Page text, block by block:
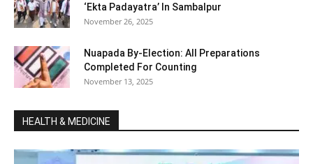
‘Ekta Padayatra’ In Sambalpur
November 26, 2025
Nuapada By-Election: All Preparations
Completed For Counting
November 13, 2025
HEALTH & MEDICINE